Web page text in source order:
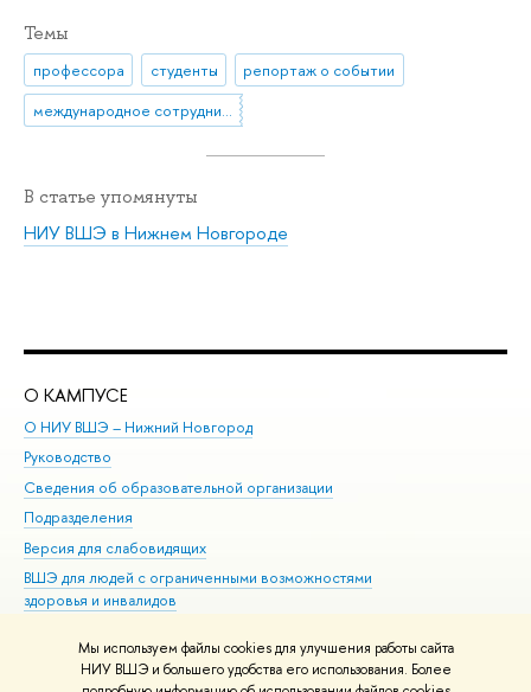
Мы используем файлы cookies для улучшения работы сайта
НИУ ВШЭ и большего удобства его использования. Более
Темы
профессора студенты
репортаж о событии
международное сотрудничество
В статье упомянуты
НИУ ВШЭ в Нижнем Новгороде
О КАМПУСЕ
О НИУ ВШЭ – Нижний Новгород
Руководство
Сведения об образовательной организации
Подразделения
Версия для слабовидящих
ВШЭ для людей с ограниченными возможностями
здоровья и инвалидов